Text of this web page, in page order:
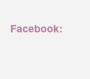
Facebook: